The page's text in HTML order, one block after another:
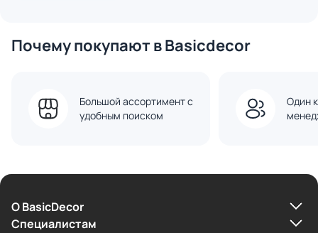
Почему покупают в Basicdecor
Большой ассортимент с
удобным поиском
Один
О BasicDecor
Cпециалистам